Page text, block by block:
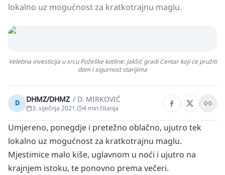
Crna kronika
Sport
Osmrtnice
lokalno uz mogućnost za kratkotrajnu maglu.
Velebna investicija u srcu Požeške kotline: Jakšić gradi Centar koji će pružiti
dom i sigurnost starijima
D DHMZ/DHMZ / D. MIRKOVIĆ
3. siječnja 2021. 4 min čitanja
Umjereno, ponegdje i pretežno oblačno, ujutro tek
lokalno uz mogućnost za kratkotrajnu maglu.
Mjestimice malo kiše, uglavnom u noći i ujutro na
krajnjem istoku, te ponovno prema večeri.